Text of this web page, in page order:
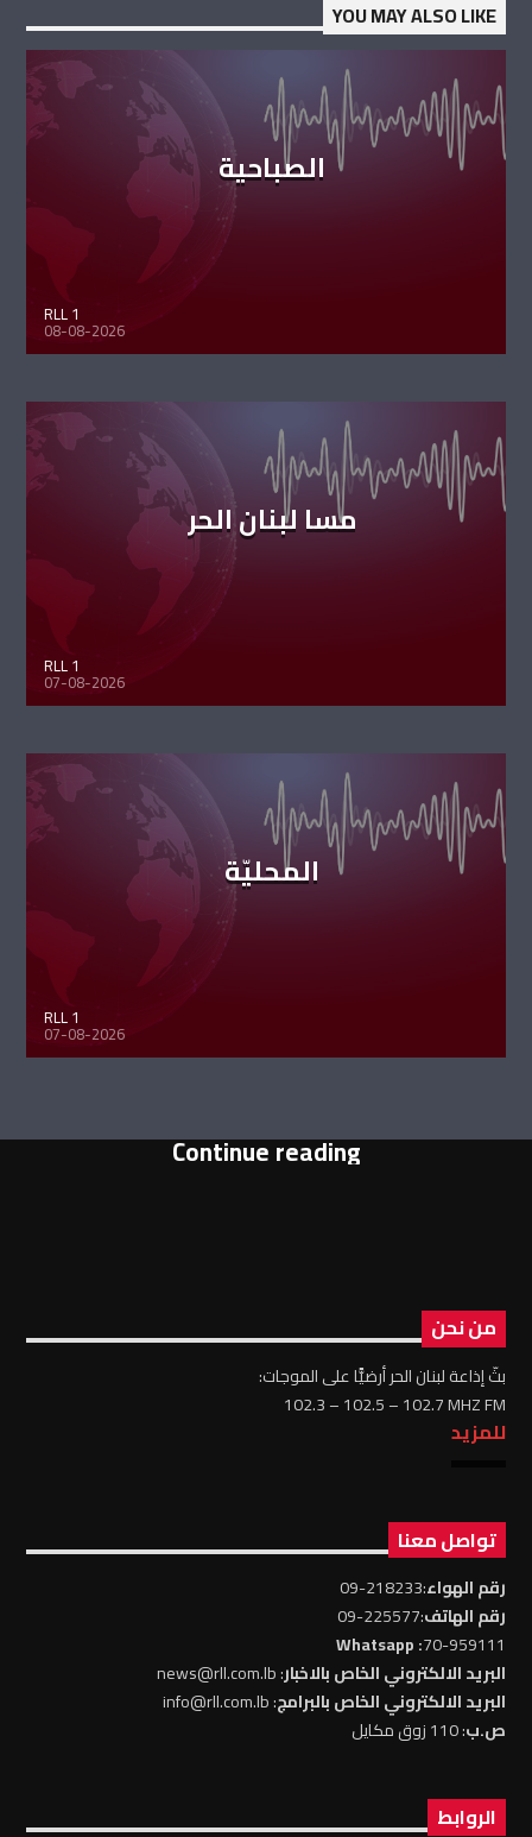
YOU MAY ALSO LIKE
الصباحية
RLL 1
08-08-2026
مسا لبنان الحر
RLL 1
07-08-2026
المحليّة
RLL 1
07-08-2026
Continue reading
من نحن
بثّ إذاعة لبنان الحر أرضيًّا على الموجات:
102.3 – 102.5 – 102.7 MHZ FM
للمزيد
تواصل معنا
رقم الهواء:218233-09
رقم الهاتف:225577-09
70-959111
: Whatsapp
البريد الالكتروني الخاص بالاخبار: news@rll.com.lb
البريد الالكتروني الخاص بالبرامج: info@rll.com.lb
ص.ب: 110 زوق مكايل
الروابط